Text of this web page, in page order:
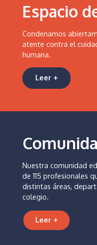
Espacio
Condenamos
atente contra el
humana.
Leer +
Nuestra comunidad
de 115 profesionales
distintas áreas,
colegio.
Leer +